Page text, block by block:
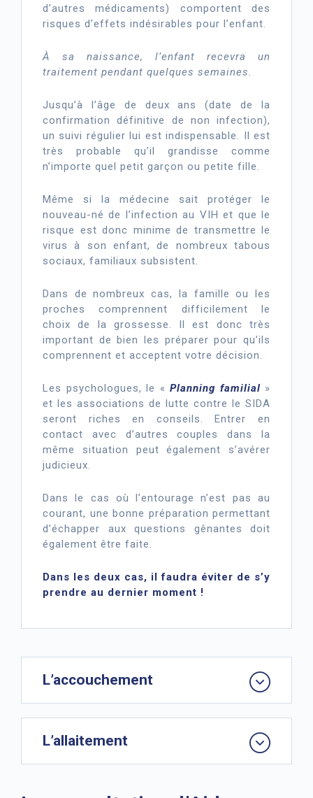
d’autres médicaments) comportent des
risques d’effets indésirables pour l’enfant.
À sa naissance, l’enfant recevra un
traitement pendant quelques semaines.
Jusqu’à l’âge de deux ans (date de la
confirmation définitive de non infection),
un suivi régulier lui est indispensable. Il est
très probable qu’il grandisse comme
n’importe quel petit garçon ou petite fille.
Même si la médecine sait protéger le
nouveau-né de l’infection au VIH et que le
risque est donc minime de transmettre le
virus à son enfant, de nombreux tabous
sociaux, familiaux subsistent.
Dans de nombreux cas, la famille ou les
proches comprennent difficilement le
choix de la grossesse. Il est donc très
important de bien les préparer pour qu’ils
comprennent et acceptent votre décision.
Les psychologues, le « Planning familial »
et les associations de lutte contre le SIDA
seront riches en conseils. Entrer en
contact avec d’autres couples dans la
même situation peut également s’avérer
judicieux.
Dans le cas où l’entourage n’est pas au
courant, une bonne préparation permettant
d’échapper aux questions gênantes doit
également être faite.
Dans les deux cas, il faudra éviter de s’y
prendre au dernier moment !
L’accouchement
L’allaitement